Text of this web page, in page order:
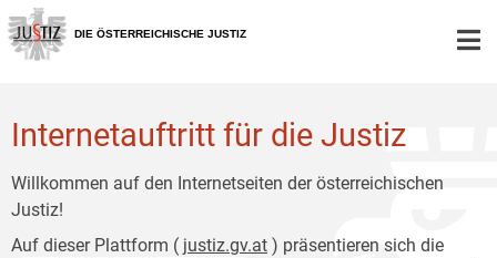
Zur
Hauptnavigation
[1]
Zum
Inhalt
[2]
DIE ÖSTERREICHISCHE JUSTIZ
Internetauftritt für die Justiz
Willkommen auf den Internetseiten der österreichischen
Justiz!
Auf dieser Plattform ( justiz.gv.at ) präsentieren sich die